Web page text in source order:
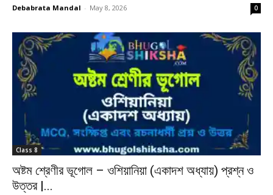
Debabrata Mandal - May 8, 2026 0
Class 8
অষ্টম শ্রেণীর ভূগোল – ওশিয়ানিয়া (একাদশ অধ্যায়) প্রশ্ন ও
উত্তর |...